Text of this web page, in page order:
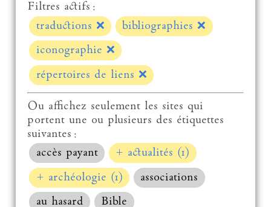
Filtres actifs :
traductions ❌ bibliographies❌
iconographie ❌
répertoires de liens ❌
Ou affichez seulement les sites qui
portent une ou plusieurs des étiquettes
suivantes :
accès payant
+ actualités (1)
+ archéologie (1)
associations
au hasard
Bible